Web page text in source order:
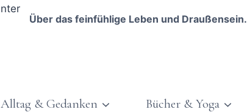
Über das feinfühlige Leben und Draußensein.
Alltag & Gedanken Bücher & Yoga